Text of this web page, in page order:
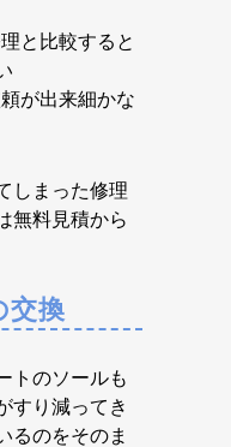
と比較すると
が出来細かな
しまった修理
無料見積から
交換
トのソールも
すり減ってき
るのをそのま